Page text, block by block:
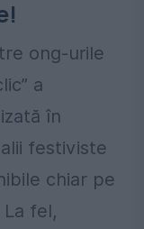
ong-urile
a
în
festiviste
chiar pe
La fel,